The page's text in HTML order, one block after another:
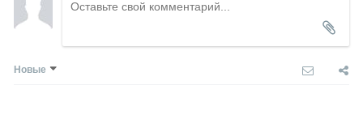
Новые